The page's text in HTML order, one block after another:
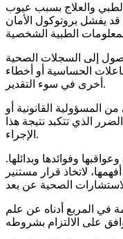
والعلاج بسبب عيوب
قد يفشل بروتوكول الأمان
إلى السجلات الصحية
الحساسية أو أخطاء
أخرى في سوء التقدير.
المسؤولية القانونية أو
الذي تتكبد نتيجة هذا
الإجراء.
وفوائدها وبدائلها.
لاتخاذ قرار مستنير
في المربع أدناه عن علم